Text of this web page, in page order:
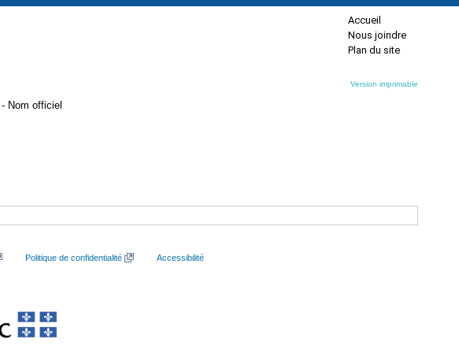
Accueil
Nous joindre
Plan du site
Version imprimable
- Nom officiel
Politique de confidentialité Accessibilité